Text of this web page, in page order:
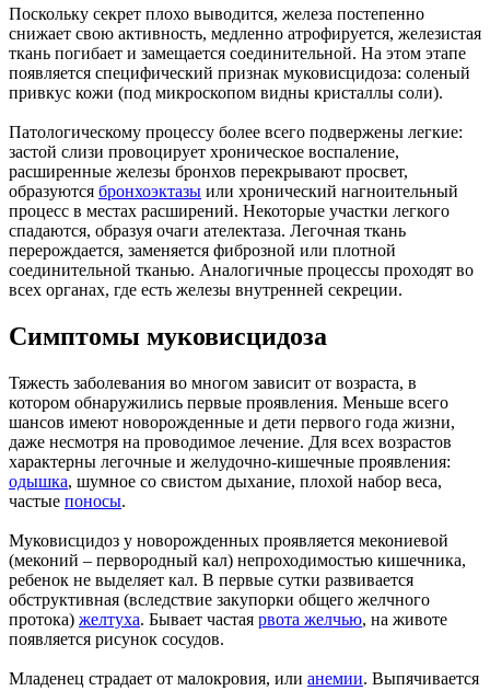
Поскольку секрет плохо выводится, железа постепенно
снижает свою активность, медленно атрофируется, железистая
ткань погибает и замещается соединительной. На этом этапе
появляется специфический признак муковисцидоза: соленый
привкус кожи (под микроскопом видны кристаллы соли).
Патологическому процессу более всего подвержены легкие:
застой слизи провоцирует хроническое воспаление,
расширенные железы бронхов перекрывают просвет,
образуются бронхоэктазы или хронический нагноительный
процесс в местах расширений. Некоторые участки легкого
спадаются, образуя очаги ателектаза. Легочная ткань
перерождается, заменяется фиброзной или плотной
соединительной тканью. Аналогичные процессы проходят во
всех органах, где есть железы внутренней секреции.
Симптомы муковисцидоза
Тяжесть заболевания во многом зависит от возраста, в
котором обнаружились первые проявления. Меньше всего
шансов имеют новорожденные и дети первого года жизни,
даже несмотря на проводимое лечение. Для всех возрастов
характерны легочные и желудочно-кишечные проявления:
одышка, шумное со свистом дыхание, плохой набор веса,
частые поносы.
Муковисцидоз у новорожденных проявляется мекониевой
(меконий – первородный кал) непроходимостью кишечника,
ребенок не выделяет кал. В первые сутки развивается
обструктивная (вследствие закупорки общего желчного
протока) желтуха. Бывает частая рвота желчью, на животе
появляется рисунок сосудов.
Младенец страдает от малокровия, или анемии. Выпячивается